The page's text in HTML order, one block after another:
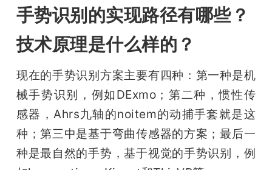
手势识别的实现路径有哪些？
技术原理是什么样的？
现在的手势识别方案主要有四种：第一种是机
械手势识别，例如DExmo；第二种，惯性传
感器，Ahrs九轴的noitem的动捕手套就是这
种；第三中是基于弯曲传感器的方案；最后一
种是最自然的手势，基于视觉的手势识别，例